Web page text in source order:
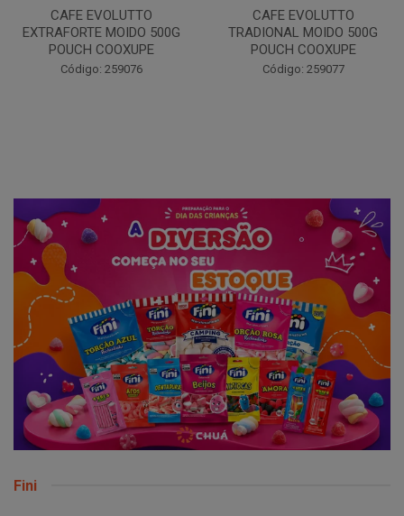
CAFE EVOLUTTO
EXTRAFORTE MOIDO 500G
POUCH COOXUPE
Código: 259076
CAFE EVOLUTTO
TRADIONAL MOIDO 500G
POUCH COOXUPE
Código: 259077
Fini